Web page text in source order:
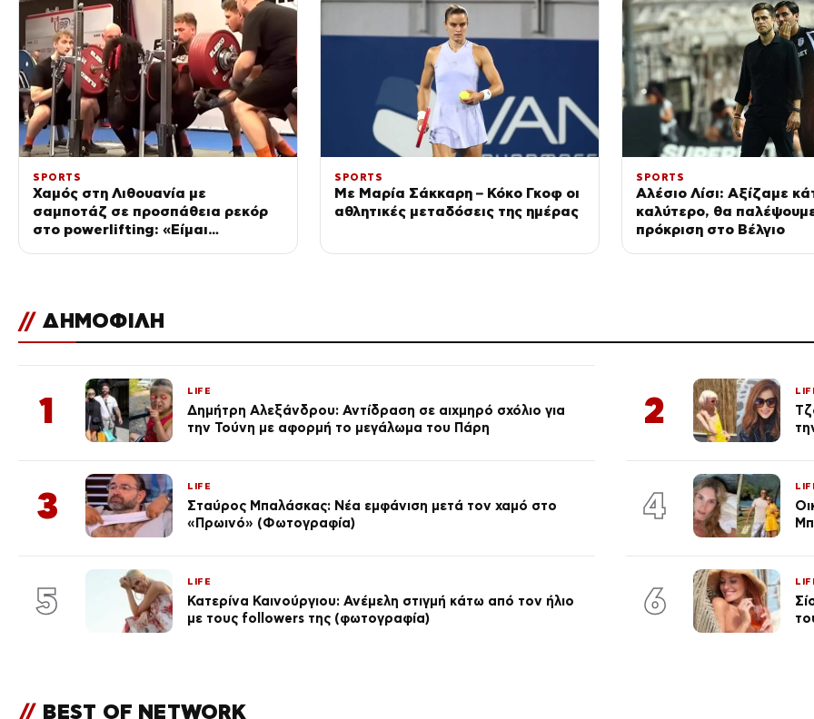
SPORTS
Χαμός στη Λιθουανία με
σαμποτάζ σε προσπάθεια ρεκόρ
στο powerlifting: «Είμαι
SPORTS
Με Μαρία Σάκκαρη – Κόκο Γκοφ οι
αθλητικές μεταδόσεις της ημέρας
SPORTS
Αλέσιο Λίσι: Αξίζαμε
καλύτερο, θα
πρόκριση στο Βέλγιο
// ΔΗΜΟΦΙΛΗ
1 LIFE
Δημήτρη Αλεξάνδρου: Αντίδραση σε αιχμηρό σχόλιο για
την Τούνη με αφορμή το μεγάλωμα του Πάρη
2
3 LIFE
Σταύρος Μπαλάσκας: Νέα εμφάνιση μετά τον χαμό στο
«Πρωινό» (Φωτογραφία)
4
5 LIFE
Κατερίνα Καινούργιου: Ανέμελη στιγμή κάτω από τον ήλιο
με τους followers της (φωτογραφία)
6
// BEST OF NETWORK